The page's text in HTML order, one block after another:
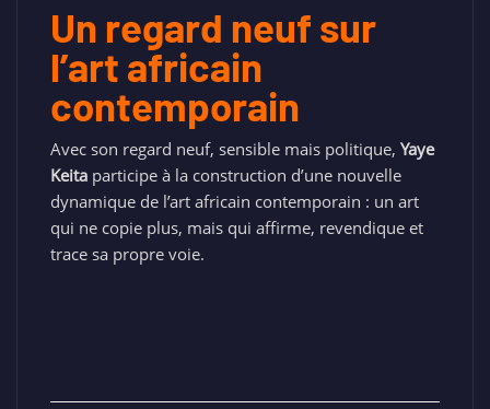
Un regard neuf sur
l’art africain
contemporain
Avec son regard neuf, sensible mais politique, Yaye
Keita participe à la construction d’une nouvelle
dynamique de l’art africain contemporain : un art
qui ne copie plus, mais qui affirme, revendique et
trace sa propre voie.